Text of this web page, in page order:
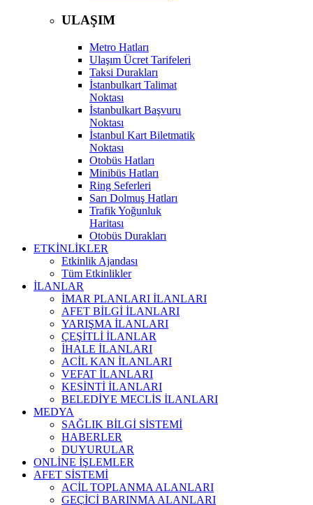
ULAŞIM
Metro Hatları
Ulaşım Ücret Tarifeleri
Taksi Durakları
İstanbulkart Talimat
Noktası
İstanbulkart Başvuru
Noktası
İstanbul Kart Biletmatik
Noktası
Otobüs Hatları
Minibüs Hatları
Ring Seferleri
Sarı Dolmuş Hatları
Trafik Yoğunluk
Haritası
Otobüs Durakları
ETKİNLİKLER
Etkinlik Ajandası
Tüm Etkinlikler
İLANLAR
İMAR PLANLARI İLANLARI
AFET BİLGİ İLANLARI
YARIŞMA İLANLARI
ÇEŞİTLİ İLANLAR
İHALE İLANLARI
ACİL KAN İLANLARI
VEFAT İLANLARI
KESİNTİ İLANLARI
BELEDİYE MECLİS İLANLARI
MEDYA
SAĞLIK BİLGİ SİSTEMİ
HABERLER
DUYURULAR
ONLİNE İŞLEMLER
AFET SİSTEMİ
ACİL TOPLANMA ALANLARI
GEÇİCİ BARINMA ALANLARI